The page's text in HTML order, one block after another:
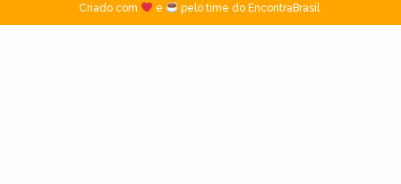
Criado com
e pelo time do EncontraBrasil